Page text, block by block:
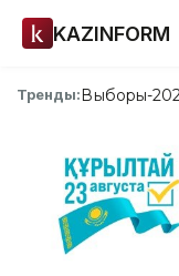
KAZINFORM
Тренды:Выборы-